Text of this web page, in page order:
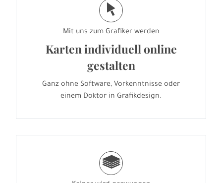
j
Mit uns zum Grafiker werden
Karten individuell online
gestalten
Ganz ohne Software, Vorkenntnisse oder
einem Doktor in Grafikdesign.
g